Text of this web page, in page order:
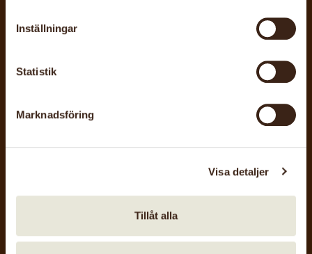
Inställningar
Statistik
Marknadsföring
Visa detaljer
Tillåt alla